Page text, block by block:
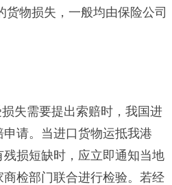
物损失，一般均由保险公司
失需要提出索赔时，我国进
请。当进口货物运抵我港
损短缺时，应立即通知当地
检部门联合进行检验。若经